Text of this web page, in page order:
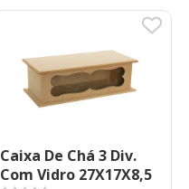
Caixa De Chá 3 Div.
Com Vidro 27X17X8,5